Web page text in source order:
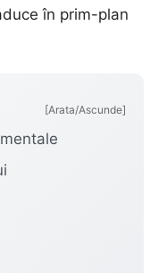
în prim-plan
[Arata/Ascunde]